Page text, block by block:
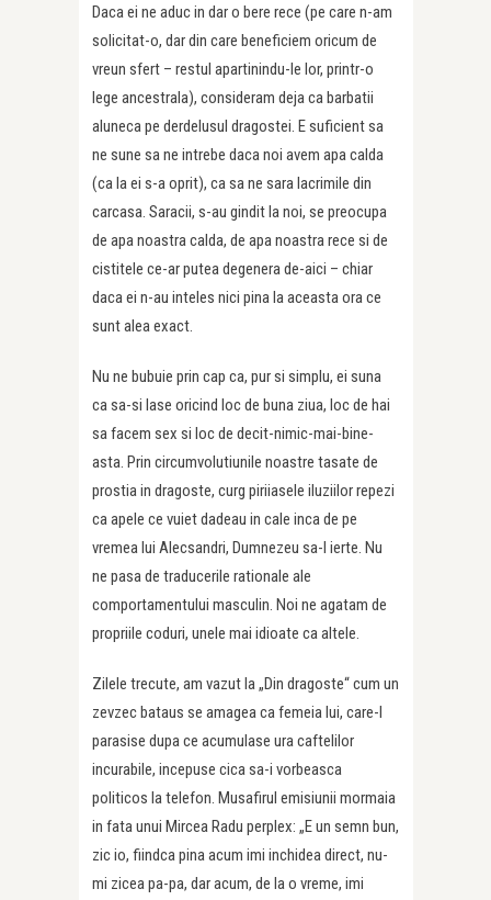
Daca ei ne aduc in dar o bere rece (pe care n-am
solicitat-o, dar din care beneficiem oricum de
vreun sfert – restul apartinindu-le lor, printr-o
lege ancestrala), consideram deja ca barbatii
aluneca pe derdelusul dragostei. E suficient sa
ne sune sa ne intrebe daca noi avem apa calda
(ca la ei s-a oprit), ca sa ne sara lacrimile din
carcasa. Saracii, s-au gindit la noi, se preocupa
de apa noastra calda, de apa noastra rece si de
cistitele ce-ar putea degenera de-aici – chiar
daca ei n-au inteles nici pina la aceasta ora ce
sunt alea exact.
Nu ne bubuie prin cap ca, pur si simplu, ei suna
ca sa-si lase oricind loc de buna ziua, loc de hai
sa facem sex si loc de decit-nimic-mai-bine-
asta. Prin circumvolutiunile noastre tasate de
prostia in dragoste, curg piriiasele iluziilor repezi
ca apele ce vuiet dadeau in cale inca de pe
vremea lui Alecsandri, Dumnezeu sa-l ierte. Nu
ne pasa de traducerile rationale ale
comportamentului masculin. Noi ne agatam de
propriile coduri, unele mai idioate ca altele.
Zilele trecute, am vazut la „Din dragoste“ cum un
zevzec bataus se amagea ca femeia lui, care-l
parasise dupa ce acumulase ura caftelilor
incurabile, incepuse cica sa-i vorbeasca
politicos la telefon. Musafirul emisiunii mormaia
in fata unui Mircea Radu perplex: „E un semn bun,
zic io, fiindca pina acum imi inchidea direct, nu-
mi zicea pa-pa, dar acum, de la o vreme, imi